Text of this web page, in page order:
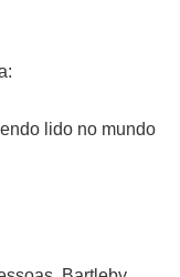
lido no mundo